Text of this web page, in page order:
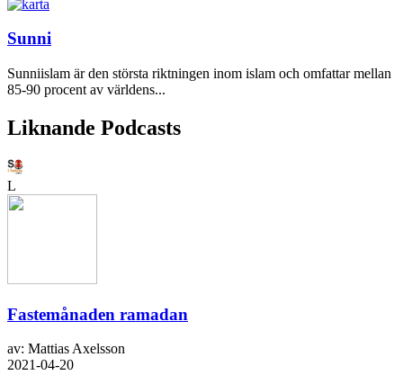
Sunni
Sunniislam är den största riktningen inom islam och omfattar mellan
85-90 procent av världens...
Liknande Podcasts
L
Fastemånaden ramadan
av: Mattias Axelsson
2021-04-20